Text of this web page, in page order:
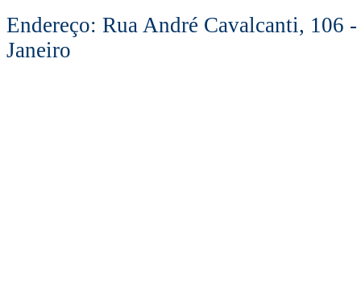
Endereço: Rua André Cavalcanti, 106
Janeiro